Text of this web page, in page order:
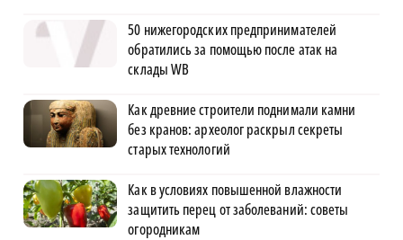
50 нижегородских предпринимателей
обратились за помощью после атак на
склады WB
Как древние строители поднимали камни
без кранов: археолог раскрыл секреты
старых технологий
Как в условиях повышенной влажности
защитить перец от заболеваний: советы
огородникам